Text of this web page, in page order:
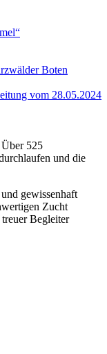
Boten
vom 28.05.2024
525
und die
gewissenhaft
Zucht
Begleiter